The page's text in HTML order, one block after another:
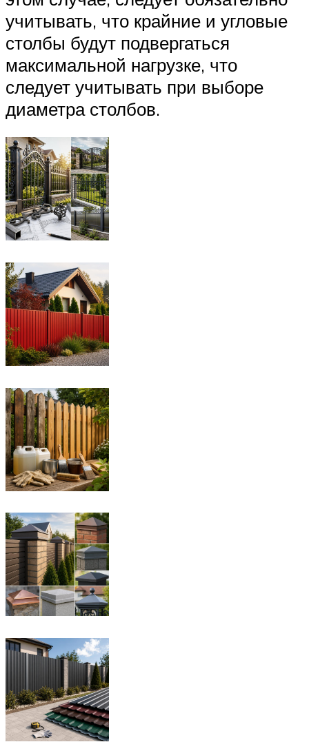
учитывать, что крайние и угловые
столбы будут подвергаться
максимальной нагрузке, что
следует учитывать при выборе
диаметра столбов.